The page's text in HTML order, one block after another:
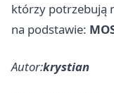
którzy potrzebują
na podstawie:
Autor:krystian